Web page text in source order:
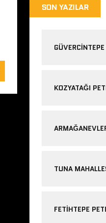
SON YAZILAR
KOZYATAĞI
TUNA
FETIHTEPE